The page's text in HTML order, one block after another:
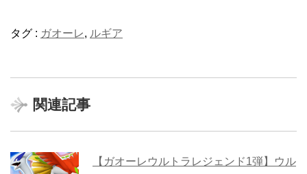
タグ : ガオーレ, ルギア
関連記事
【ガオーレウルトラレジェンド1弾】ウル